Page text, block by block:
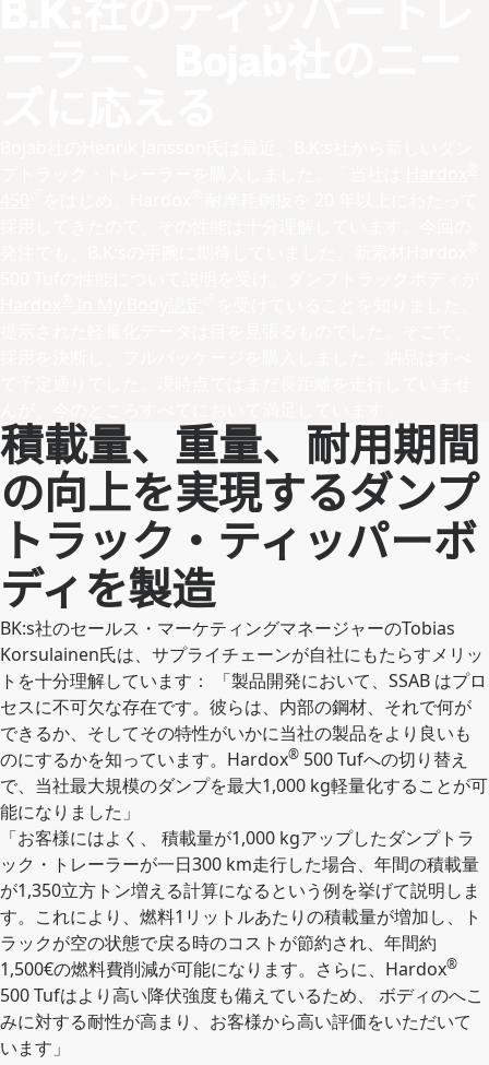
積載量、重量、耐用期間
の向上を実現するダンプ
トラック・ティッパーボ
ディを製造
BK:s社のセールス・マーケティングマネージャーのTobias
Korsulainen氏は、サプライチェーンが自社にもたらすメリッ
トを十分理解しています： 「製品開発において、SSAB はプロ
セスに不可欠な存在です。彼らは、内部の鋼材、それで何が
できるか、そしてその特性がいかに当社の製品をより良いも
のにするかを知っています。Hardox® 500 Tufへの切り替え
で、当社最大規模のダンプを最大1,000 kg軽量化することが可
能になりました」
「お客様にはよく、 積載量が1,000 kgアップしたダンプトラ
ック・トレーラーが一日300 km走行した場合、年間の積載量
が1,350立方トン増える計算になるという例を挙げて説明しま
す。これにより、燃料1リットルあたりの積載量が増加し、ト
ラックが空の状態で戻る時のコストが節約され、年間約
1,500€の燃料費削減が可能になります。さらに、Hardox®
500 Tufはより高い降伏強度も備えているため、 ボディのへこ
みに対する耐性が高まり、お客様から高い評価をいただいて
います」